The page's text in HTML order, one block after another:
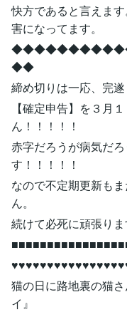
快方であると言えま
害になってます。
◆◆
締め切りは一応、完
【確定申告】を３月
ん！！！！！
赤字だろうが病気だ
す！！！！！
なので不定期更新も
ん。
続けて必死に頑張り
猫の日に路地裏の猫
イ』